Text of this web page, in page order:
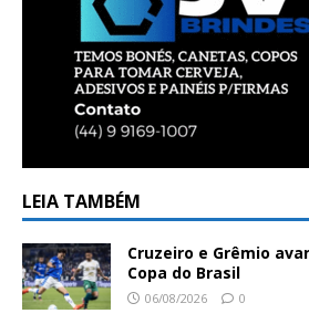
LEIA TAMBÉM
Cruzeiro e Grêmio
Copa do Brasil
06/08/2026 0